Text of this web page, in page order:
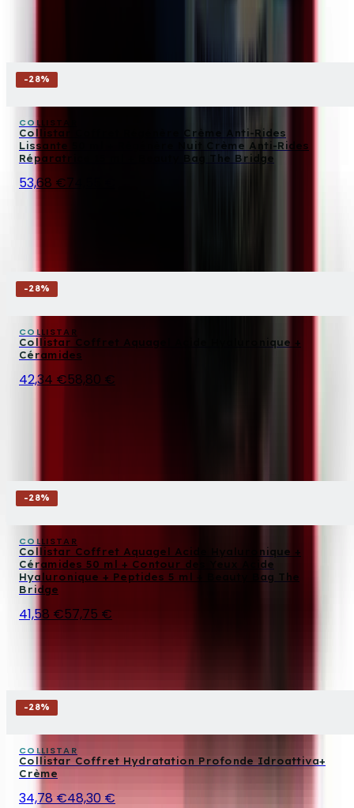
-28%
COLLISTAR
Collistar Coffret Régénère Crème Anti-Rides
Lissante 50 ml + Régénère Nuit Crème Anti-Rides
Réparatrice 15 ml + Beauty Bag The Bridge
53,68 €74,55 €
-28%
COLLISTAR
Collistar Coffret Aquagel Acide Hyaluronique +
Céramides
42,34 €58,80 €
-28%
COLLISTAR
Collistar Coffret Aquagel Acide Hyaluronique +
Céramides 50 ml + Contour des Yeux Acide
Hyaluronique + Peptides 5 ml + Beauty Bag The
Bridge
41,58 €57,75 €
-28%
COLLISTAR
Collistar Coffret Hydratation Profonde Idroattiva+
Crème
34,78 €48,30 €